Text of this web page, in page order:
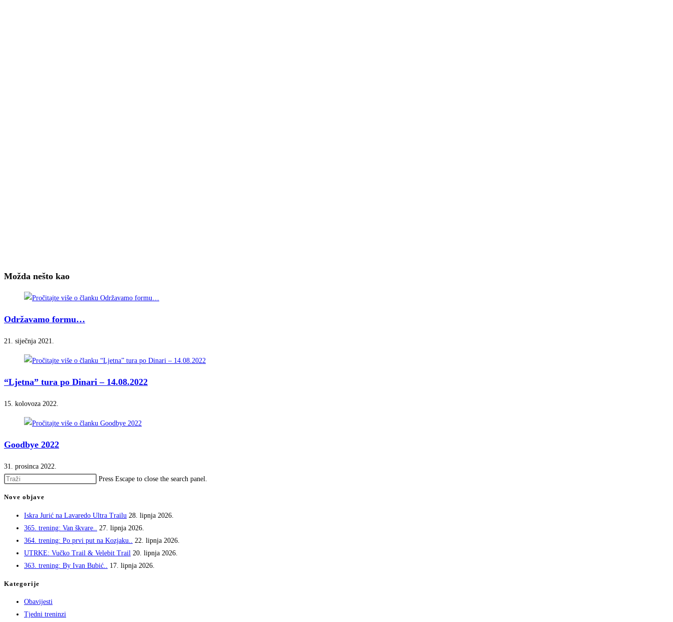
Možda nešto kao
Održavamo formu…
21. siječnja 2021.
“Ljetna” tura po Dinari – 14.08.2022
15. kolovoza 2022.
Goodbye 2022
31. prosinca 2022.
Press Escape to close the search panel.
Nove objave
Iskra Jurić na Lavaredo Ultra Trailu 28. lipnja 2026.
365. trening: Van škvare..
27. lipnja 2026.
364. trening: Po prvi put na Kozjaku..
22. lipnja 2026.
UTRKE: Vučko Trail & Velebit Trail 20. lipnja 2026.
363. trening: By Ivan Bubić..
17. lipnja 2026.
Kategorije
Obavijesti
Tjedni treninzi